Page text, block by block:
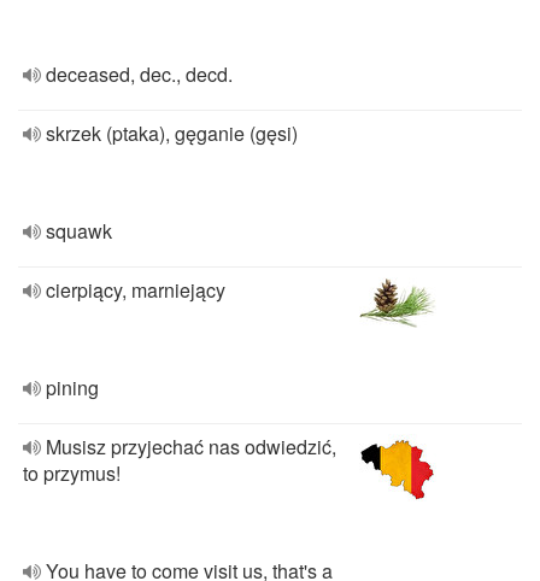
deceased, dec., decd.
skrzek (ptaka), gęganie (gęsi)
squawk
cierpiący, marniejący
pining
Musisz przyjechać nas odwiedzić,
to przymus!
You have to come visit us, that's a